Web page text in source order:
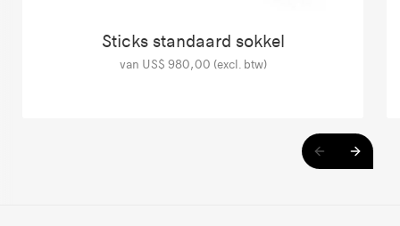
Sticks standaard sokkel
van US$ 980,00 (excl. btw)